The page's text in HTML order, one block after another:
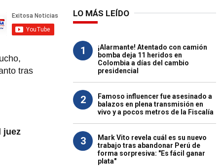
tras
juez
LO MÁS LEÍDO
1
¡Alarmante! Atentado con camión
bomba deja 11 heridos en
Colombia a días del cambio
presidencial
2
Famoso influencer fue asesinado a
balazos en plena transmisión en
vivo y a pocos metros de la Fiscalía
3
Mark Vito revela cuál es su nuevo
trabajo tras abandonar Perú de
forma sorpresiva: "Es fácil ganar
plata"